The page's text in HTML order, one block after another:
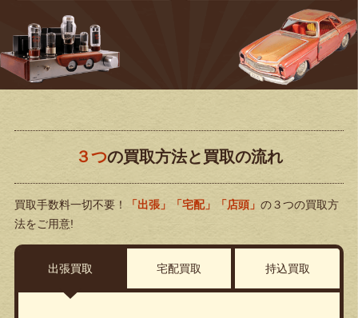
３つの買取方法と買取の流れ
買取手数料一切不要！ 「出張」「宅配」「店頭」 の３つの買取方
法をご用意!
出張買取 宅配買取 持込買取